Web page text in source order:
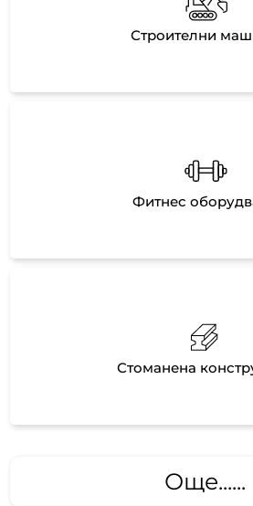
Строителни
Фитнес
Стоманена
Още......